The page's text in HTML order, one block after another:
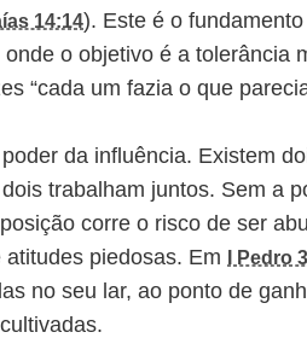
14:14). Este é o
o objetivo é a tolerância
“cada um fazia o que
da influência. Existem
trabalham juntos. Sem a
corre o risco de ser
piedosas. Em
I Pedro
no seu lar, ao ponto de